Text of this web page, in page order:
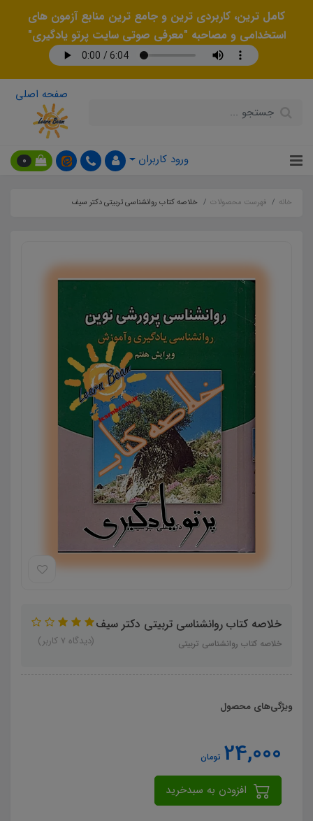
کامل ترین، کاربردی ترین و جامع ترین منابع آزمون های
استخدامی و مصاحبه "معرفی صوتی سایت پرتو یادگیری"
صفحه اصلی
ورود کاربران 0
خانه فهرست محصولات خلاصه کتاب روانشناسی تربیتی دکتر سیف
خلاصه کتاب روانشناسی تربیتی دکتر سیف
خلاصه کتاب روانشناسی تربیتی (دیدگاه 7 کاربر)
ویژگی‌های محصول
24,000 تومان